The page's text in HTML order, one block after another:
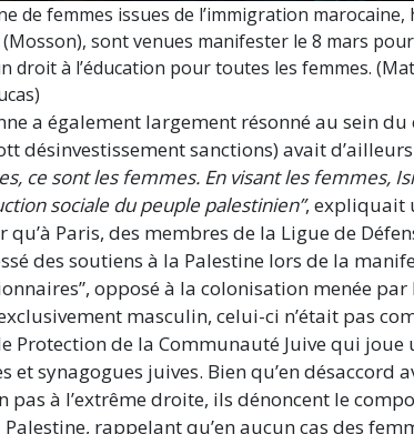
de femmes issues de l’immigration
(Mosson), sont venues manifester le 8 mars pour
droit à l’éducation pour toutes les femmes.
a également largement résonné au sein
désinvestissement sanctions) avait
ce sont les femmes. En visant les femmes,
sociale du peuple palestinien”, expliquait
Paris, des membres de la Ligue de
des soutiens à la Palestine lors de la
opposé à la colonisation menée
masculin, celui-ci n’était pas
Protection de la Communauté Juive qui
synagogues juives. Bien qu’en désaccord
pas à l’extrême droite, ils dénoncent le
rappelant qu’en aucun cas des